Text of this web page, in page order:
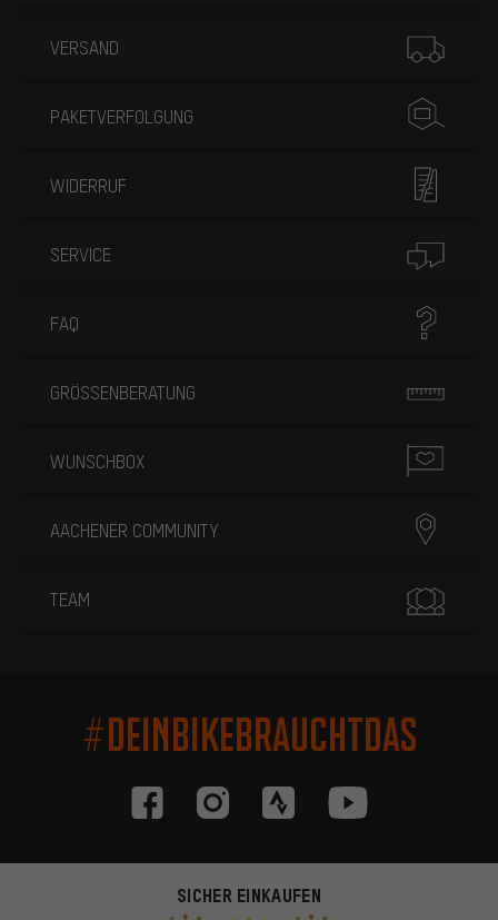
VERSAND
PAKETVERFOLGUNG
WIDERRUF
SERVICE
FAQ
GRÖSSENBERATUNG
WUNSCHBOX
AACHENER COMMUNITY
TEAM
#DEINBIKEBRAUCHTDAS
SICHER EINKAUFEN